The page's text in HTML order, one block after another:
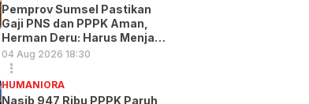
Pemprov Sumsel Pastikan
Gaji PNS dan PPPK Aman,
Herman Deru: Harus Menjadi
Prioritas
04 Aug 2026 18:30
HUMANIORA
Nasib 947 Ribu PPPK Paruh